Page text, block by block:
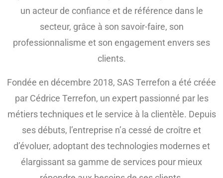
un acteur de confiance et de référence dans le
secteur, grâce à son savoir-faire, son
professionnalisme et son engagement envers ses
clients.
Fondée en décembre 2018, SAS Terrefon a été créée
par Cédrice Terrefon, un expert passionné par les
métiers techniques et le service à la clientèle. Depuis
ses débuts, l’entreprise n’a cessé de croître et
d’évoluer, adoptant des technologies modernes et
élargissant sa gamme de services pour mieux